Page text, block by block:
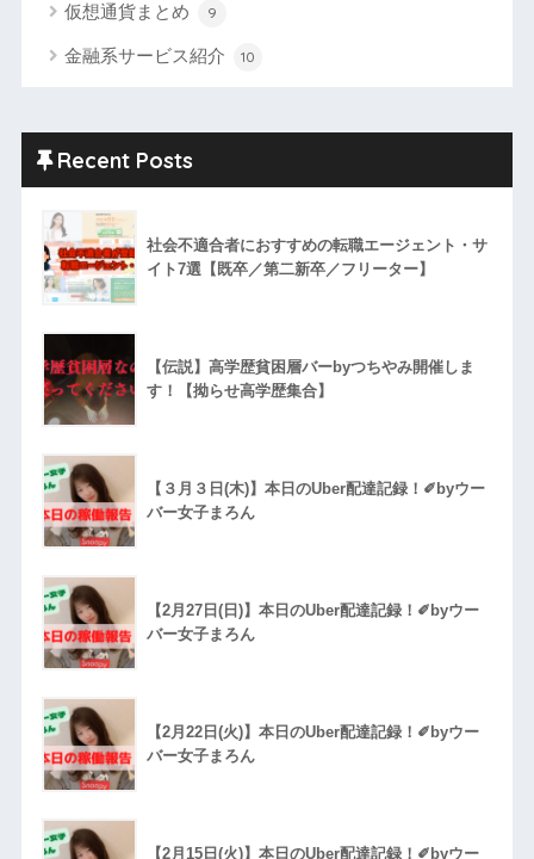
仮想通貨まとめ 9
金融系サービス紹介 10
Recent Posts
社会不適合者におすすめの転職エージェント・サ
イト7選【既卒／第二新卒／フリーター】
【伝説】高学歴貧困層バーbyつちやみ開催しま
す！【拗らせ高学歴集合】
【３月３日(木)】本日のUber配達記録！✐byウー
バー女子まろん
【2月27日(日)】本日のUber配達記録！✐byウー
バー女子まろん
【2月22日(火)】本日のUber配達記録！✐byウー
バー女子まろん
【2月15日(火)】本日のUber配達記録！✐byウー